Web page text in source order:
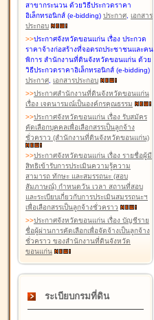
สาขากระนวน ด้วยวิธีประกวดราคา
อิเล็กทรอนิกส์ (e-bidding) ประกาศ, เอกสาร
ประกอบ
>>ประกาศจังหวัดขอนแก่น เรื่อง ประกวด
ราคาจ้างก่อสร้างที่จอดรถประชาชนและคน
พิการ สำนักงานที่ดินจังหวัดขอนแก่น ด้วย
วิธีประกวดราคาอิเล็กทรอนิกส์ (e-bidding)
ประกาศ, เอกสารประกอบ
>>ประกาศสำนักงานที่ดินจังหวัดขอนแก่น
เรื่อง เจตนารมณ์เป็นองค์กรคุณธรรม
>>ประกาศจังหวัดขอนแก่น เรื่อง รับสมัคร
คัดเลือกบุคคลเพื่อเลือกสรรเป็นลูกจ้าง
ชั่วคราว (สำนักงานที่ดินจังหวัดขอนแก่น)
>>ประกาศจังหวัดขอนแก่น เรื่อง รายชื่อผู้มี
สิทธิเข้ารับการประเมินความรู้ความ
สามารถ ทักษะ และสมรรถนะ (สอบ
สัมภาษณ์) กำหนดวัน เวลา สถานที่สอบ
และระเบียบเกี่ยวกับการประเมินสมรรถนะฯ
เพื่อเลือกสรรเป็นลูกจ้างชั่วคราว
>>ประกาศจังหวัดขอนแก่น เรื่อง บัญชีราย
ชื่อผู้ผ่านการคัดเลือกเพื่อจัดจ้างเป็นลูกจ้าง
ชั่วคราว ของสำนักงานที่ดินจังหวัด
ขอนแก่น
ระเบียบกรมที่ดิน